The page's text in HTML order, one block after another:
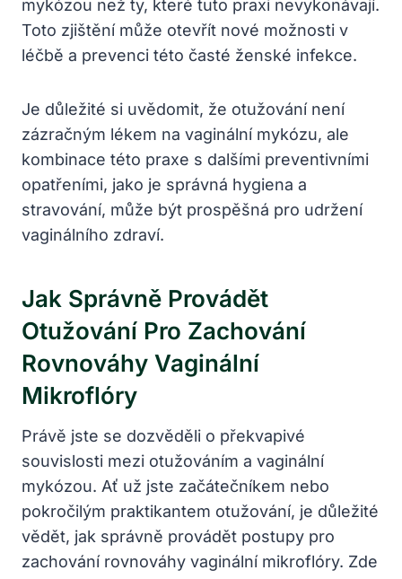
mykózou než ty, které tuto praxi nevykonávají.
Toto zjištění může otevřít nové možnosti v
léčbě a prevenci této časté ženské infekce.
Je důležité si uvědomit, že otužování není
zázračným lékem na vaginální mykózu, ale
kombinace této praxe s dalšími preventivními
opatřeními, jako je správná hygiena a
stravování, může být prospěšná pro udržení
vaginálního zdraví.
Jak Správně Provádět
Otužování Pro Zachování
Rovnováhy Vaginální
Mikroflóry
Právě jste se dozvěděli o překvapivé
souvislosti mezi otužováním a vaginální
mykózou. Ať už jste začátečníkem nebo
pokročilým praktikantem otužování, je důležité
vědět, jak správně provádět postupy pro
zachování rovnováhy vaginální mikroflóry. Zde